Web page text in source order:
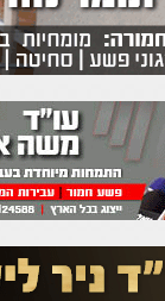
עו"ד אייל בסרגליק
פלילי כלכלי צווארון לבן
אסירים אזרחי נדל"ן /
0528488515
מנשה, אלמוג –
פלילי עבירות תנועה
0546470989